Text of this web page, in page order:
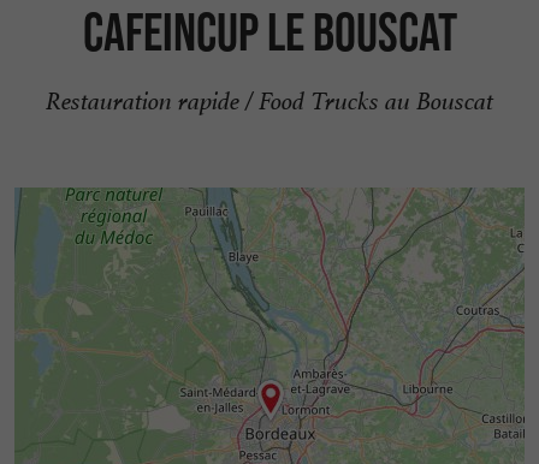
Cafeincup Le Bouscat
Restauration rapide / Food Trucks au Bouscat